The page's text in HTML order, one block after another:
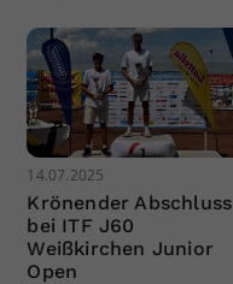
14.07.2025
Krönender Abschluss
bei ITF J60
Weißkirchen Junior
Open